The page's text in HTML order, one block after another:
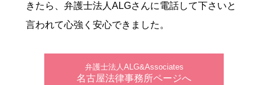
きたら、弁護士法人ALGさんに電話して下さいと
言われて心強く安心できました。
弁護士法人ALG&Associates
名古屋法律事務所ページへ